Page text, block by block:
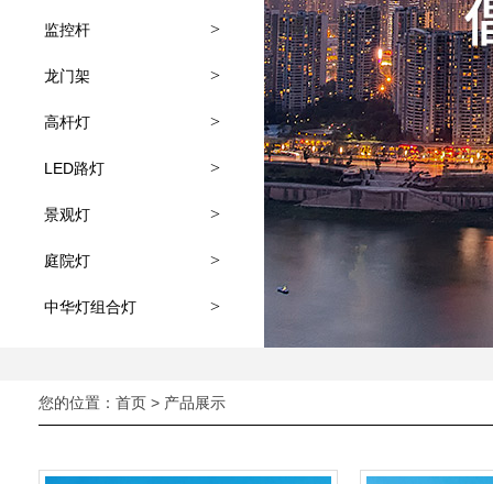
监控杆 >
龙门架 >
高杆灯 >
LED路灯 >
景观灯 >
庭院灯 >
中华灯组合灯 >
您的位置： 首页 > 产品展示